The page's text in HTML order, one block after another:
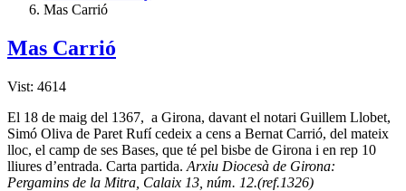
Mas Carrió
Mas Carrió
Vist: 4614
El 18 de maig del 1367, a Girona, davant el notari Guillem Llobet,
Simó Oliva de Paret Rufí­ cedeix a cens a Bernat Carrió, del mateix
lloc, el camp de ses Bases, que té pel bisbe de Girona i en rep 10
lliures d’entrada. Carta partida. Arxiu Diocesà de Girona:
Pergamins de la Mitra, Calaix 13, núm. 12.(ref.1326)